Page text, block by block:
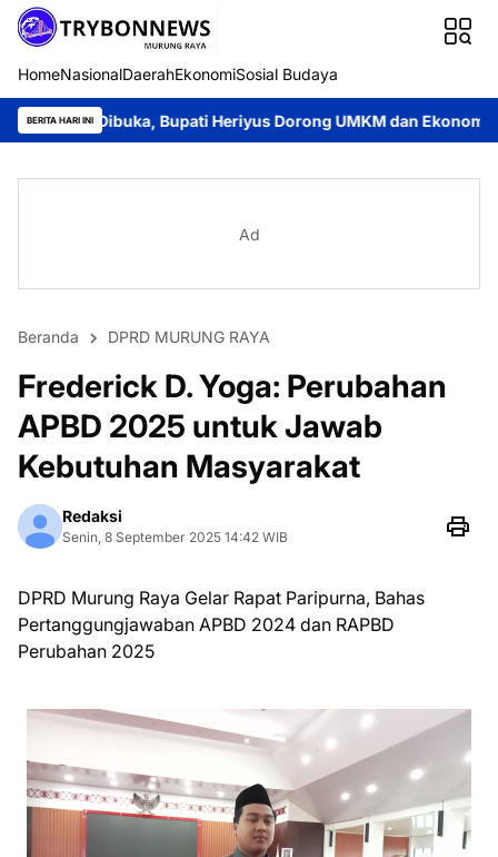
HomeNasionalDaerahEkonomiSosial Budaya
BERITA HARI INI
Bupati Heriyus Dorong UMKM dan Ekonomi Lokal Jayadie
Ad
Beranda DPRD MURUNG RAYA
Frederick D. Yoga: Perubahan
APBD 2025 untuk Jawab
Kebutuhan Masyarakat
Redaksi
Senin, 8 September 2025 14:42 WIB
DPRD Murung Raya Gelar Rapat Paripurna, Bahas
Pertanggungjawaban APBD 2024 dan RAPBD
Perubahan 2025